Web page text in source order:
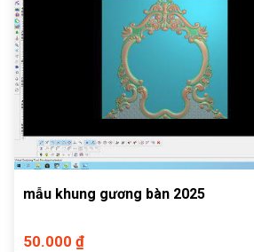
mẫu khung gương bàn 2025
50.000 ₫